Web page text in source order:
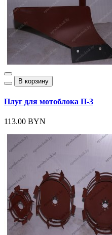
В корзину
Плуг для мотоблока П-3
113.00 BYN